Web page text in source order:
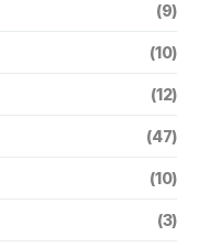
(9)
(10)
(12)
(47)
(10)
(3)